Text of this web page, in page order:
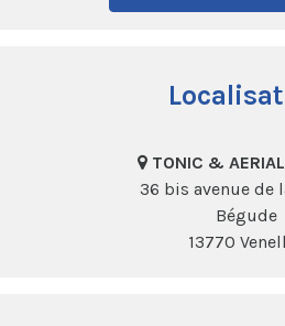
TONIC &
36 bis avenue de
Bégude
13770